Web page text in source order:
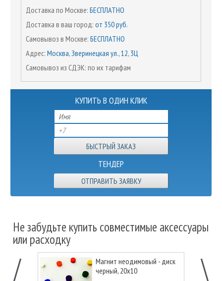
Доставка по Москве: БЕСПЛАТНО
Доставка в ваш город: от 350 руб.
Самовывоз в Москве: БЕСПЛАТНО
Адрес: Москва, Зверинецкая ул., 12, 3Ц
Самовывоз из СДЭК: по их тарифам
КУПИТЬ В ОДИН КЛИК
ТЕНДЕР
ОТПРАВИТЬ ЗАЯВКУ
Не забудьте купить совместимые аксессуары
или расходку
Магнит неодимовый - диск
черный, 20х10